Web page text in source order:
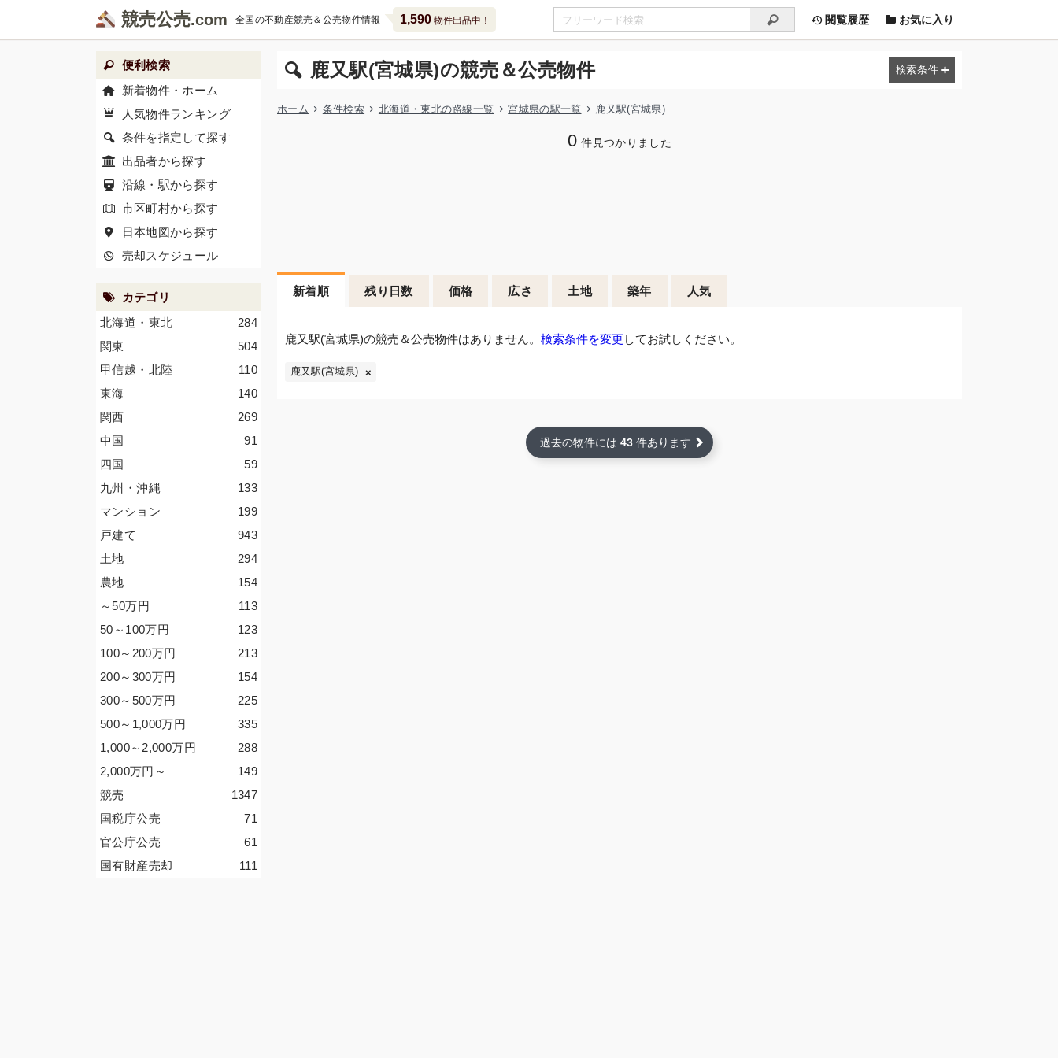
競売公売 全国の不動産競売＆公売物件情報 1,590物件出品中！ 閲覧履歴 お気に入り
鹿又駅(宮城県)の競売＆公売物件
ホーム 条件検索 北海道・東北の路線一覧 宮城県の駅一覧 鹿又駅(宮城県)
0 件見つかりました
新着順 残り日数 価格 広さ 土地 築年 人気
鹿又駅(宮城県)の競売＆公売物件はありません。 検索条件を変更 してお試しください。
鹿又駅(宮城県)
過去の物件には 43 件あります
便利検索
新着物件・ホーム
人気物件ランキング
条件を指定して探す
出品者から探す
沿線・駅から探す
市区町村から探す
日本地図から探す
売却スケジュール
カテゴリ
284
北海道・東北
504
関東
110
甲信越・北陸
140
東海
269
関西
91
中国
59
四国
133
九州・沖縄
199
マンション
943
戸建て
294
土地
154
農地
113
～50万円
123
50～100万円
213
100～200万円
154
200～300万円
225
300～500万円
335
500～1,000万円
288
1,000～2,000万円
149
2,000万円 ～
1347
競売
71
国税庁公売
61
官公庁公売
111
国有財産売却